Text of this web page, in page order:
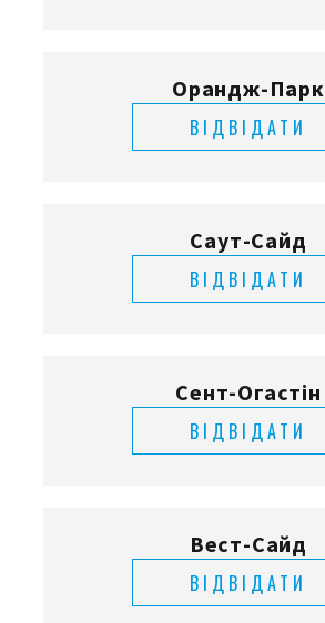
Орандж-Парк
ВІДВІДАТИ
Саут-Сайд
ВІДВІДАТИ
Сент-Огастін
ВІДВІДАТИ
Вест-Сайд
ВІДВІДАТИ